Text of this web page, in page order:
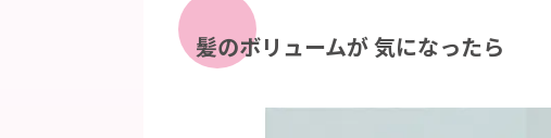
髪のボリュームが気になったら